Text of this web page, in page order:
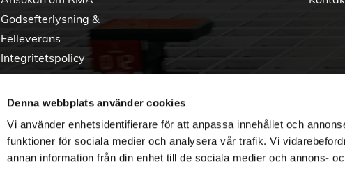
Denna webbplats använder cookies
Vi använder enhetsidentifierare för att anpassa innehållet och
funktioner för sociala medier och analysera vår trafik. Vi
annan information från din enhet till de sociala medier och annons-
Godsefterlysning &
Felleverans
Integritetspolicy
Om cookies